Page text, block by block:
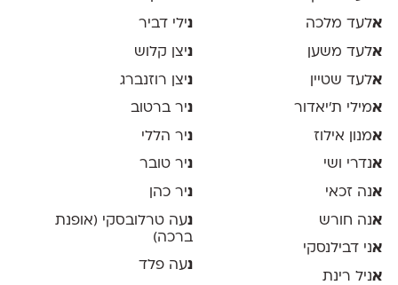
אלעד מלכה
אלעד משען
אלעד שטיין
אמילי ת׳יאדור
אמנון אילוז
אנדרי ושי
אנה זכאי
אנה חורש
אני דבילנסקי
אניל רינת
נילי דביר
ניצן קלוש
ניצן רוזנברג
ניר ברטוב
ניר הללי
ניר טובר
ניר כהן
נעה טרלובסקי (אופנת
ברכה)
נעה פלד